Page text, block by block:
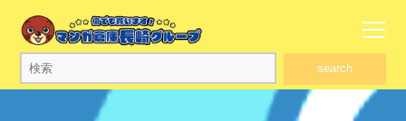
search